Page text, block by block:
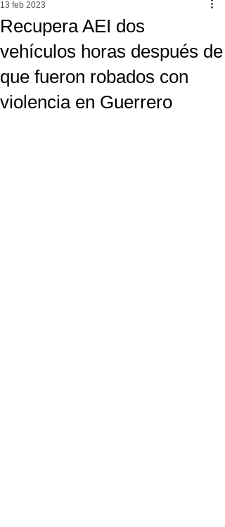
Recupera AEI dos
vehículos horas después de
que fueron robados con
violencia en Guerrero
13 feb 2023